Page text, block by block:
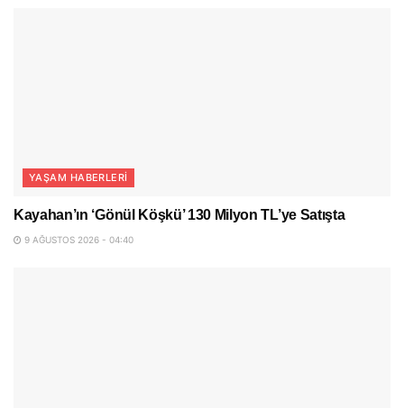
YAŞAM HABERLERI
Kayahan’ın ‘Gönül Köşkü’ 130 Milyon TL’ye Satışta
9 AĞUSTOS 2026 - 04:40